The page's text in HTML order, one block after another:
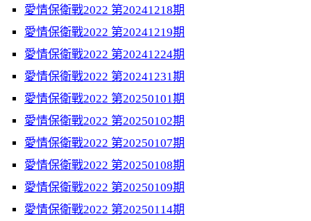
愛情保衛戰2022 第20241218期
愛情保衛戰2022 第20241219期
愛情保衛戰2022 第20241224期
愛情保衛戰2022 第20241231期
愛情保衛戰2022 第20250101期
愛情保衛戰2022 第20250102期
愛情保衛戰2022 第20250107期
愛情保衛戰2022 第20250108期
愛情保衛戰2022 第20250109期
愛情保衛戰2022 第20250114期